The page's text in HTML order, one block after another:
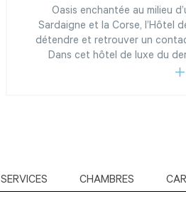
Oasis enchantée au milieu
Sardaigne et la Corse, l’Hôtel
détendre et retrouver un
Dans cet hôtel de luxe du
SERVICES CHAMBRES